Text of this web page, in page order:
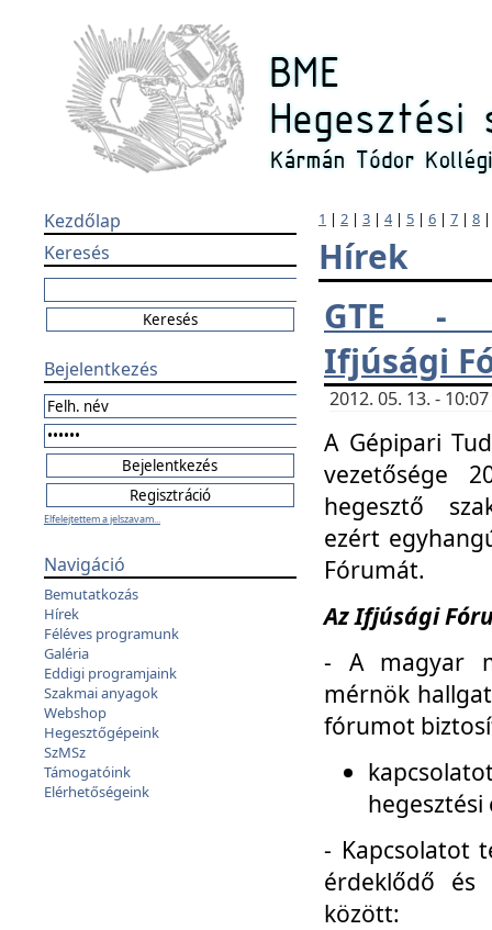
Kezdőlap
Keresés
Bejelentkezés
Elfelejtettem a jelszavam...
Navigáció
Bemutatkozás
Hírek
Féléves programunk
Galéria
Eddigi programjaink
Szakmai anyagok
Webshop
Hegesztőgépeink
SzMSz
Támogatóink
Elérhetőségeink
1 | 2 | 3 | 4| 5 | 6 | 7 | 8
Hírek
GTE -
Ifjúsági
2012. 05. 13. -
A Gépipari
vezetősége
hegesztő
ezért
Fórumát.
Az Ifjúsági
- A magyar
mérnök
fórumot
- Kapcsolatot
érdeklődő és
között: